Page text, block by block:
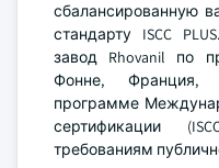
сбалансированную
стандарту ISCC
завод Rhovanil по
Фонне, Франция,
программе
сертификации
требованиям